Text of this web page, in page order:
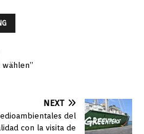
wählen”
NEXT
del
con la visita de